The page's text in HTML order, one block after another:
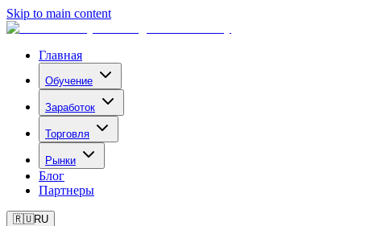
Skip to main content
Главная
Обучение
Заработок
Торговля
Рынки
Блог
Партнеры
🇷🇺RU